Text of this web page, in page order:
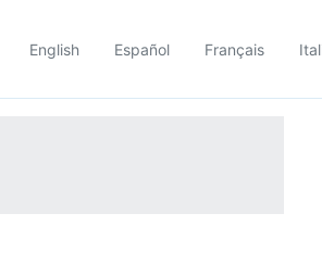
English Español Français